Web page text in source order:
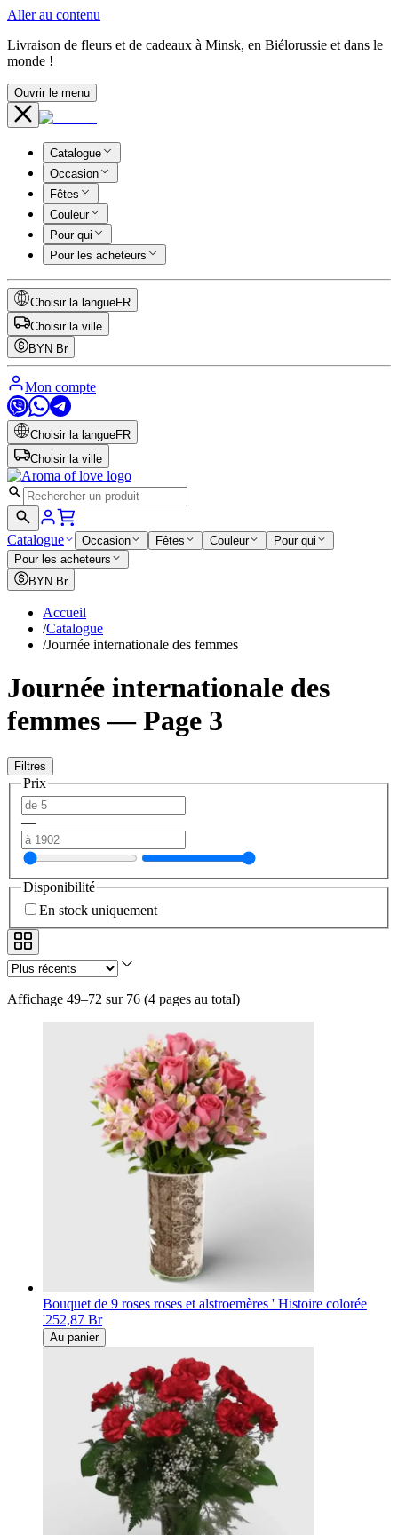
Aller au contenu
Livraison de fleurs et de cadeaux à Minsk, en Biélorussie et dans le
monde !
Ouvrir le menu
Catalogue
Occasion
Fêtes
Couleur
Pour qui
Pour les acheteurs
Choisir la langueFR
Choisir la ville
BYN Br
Mon compte
Choisir la langueFR
Choisir la ville
Catalogue Occasion Fêtes Couleur
Pour qui
Pour les acheteurs
BYN Br
Accueil
/Catalogue
/Journée internationale des femmes
Journée internationale des
femmes — Page 3
Filtres
Prix
—
Disponibilité
En stock uniquement
Affichage 49–72 sur 76 (4 pages au total)
Bouquet de 9 roses roses et alstroemères ' Histoire colorée
'252,87 Br
Au panier